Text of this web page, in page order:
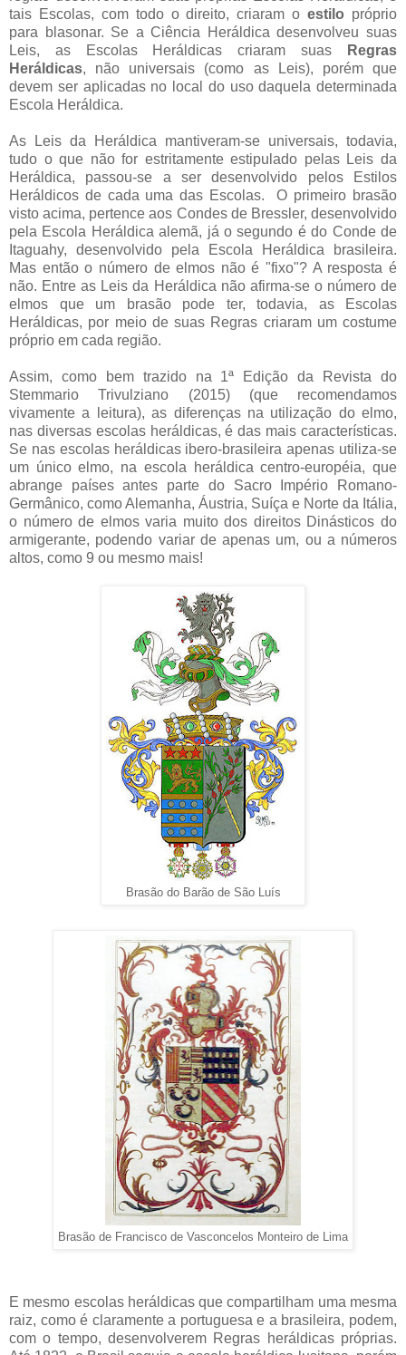
tais Escolas, com todo o direito, criaram oestilo próprio
para blasonar. Se a Ciência Heráldica desenvolveu suas
Leis, as Escolas Heráldicas criaram suas
Regras
Heráldicas, não universais (como as Leis), porém que
devem ser aplicadas no local do uso daquela determinada
Escola Heráldica.
As Leis da Heráldica mantiveram-se universais, todavia,
tudo o que não for estritamente estipulado pelas Leis da
Heráldica, passou-se a ser desenvolvido pelos Estilos
Heráldicos de cada uma das Escolas. O primeiro brasão
visto acima, pertence aos Condes de Bressler, desenvolvido
pela Escola Heráldica alemã, já o segundo é do Conde de
Itaguahy, desenvolvido pela Escola Heráldica brasileira.
Mas então o número de elmos não é "fixo"? A resposta é
não. Entre as Leis da Heráldica não afirma-se o número de
elmos que um brasão pode ter, todavia, as Escolas
Heráldicas, por meio de suas Regras criaram um costume
próprio em cada região.
Assim, como bem trazido na 1ª Edição da Revista do
Stemmario Trivulziano (2015) (que recomendamos
vivamente a leitura), as diferenças na utilização do elmo,
nas diversas escolas heráldicas, é das mais características.
Se nas escolas heráldicas ibero-brasileira apenas utiliza-se
um único elmo, na escola heráldica centro-européia, que
abrange países antes parte do Sacro Império Romano-
Germânico, como Alemanha, Áustria, Suíça e Norte da Itália,
o número de elmos varia muito dos direitos Dinásticos do
armigerante, podendo variar de apenas um, ou a números
altos, como 9 ou mesmo mais!
Brasão do Barão de São Luís
Brasão de Francisco de Vasconcelos Monteiro de Lima
E mesmo escolas heráldicas que compartilham uma mesma
raiz, como é claramente a portuguesa e a brasileira, podem,
com o tempo, desenvolverem Regras heráldicas próprias.